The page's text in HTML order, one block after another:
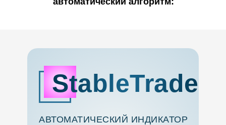
StableTrade
АВТОМАТИЧЕСКИЙ ИНДИКАТОР